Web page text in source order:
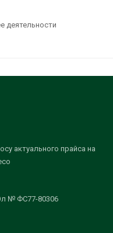
деятельности
актуального прайса на
№ ФС77-80306